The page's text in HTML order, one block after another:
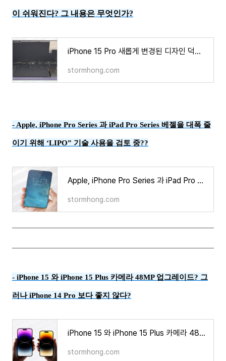
이 쉬워진다? 그 내용은 무엇인가?
iPhone 15 Pro 새롭게 변경된 디자인 덕분에 내부 접근이 쉬워진다? 그 내용은 무엇인가
stormhong.com
- Apple, iPhone Pro Series 과 iPad Pro Series 베젤을 대폭 줄
이기 위해 ‘LIPO” 기술 사용을 검토 중??
Apple, iPhone Pro Series 과 iPad Pro Series 베젤을 대폭 줄이기 위해 ‘LIPO” 기술 사용을 검토 중??
stormhong.com
- iPhone 15 와 iPhone 15 Plus 카메라 48MP 업그레이드? 그
러나 iPhone 14 Pro 보다 좋지 않다?
iPhone 15 와 iPhone 15 Plus 카메라 48MP 업그레이드? 그러나 iPhone 14 Pro 보다 좋지 않다?
stormhong.com